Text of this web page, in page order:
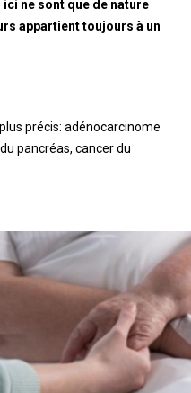
ne sont que de nature
appartient toujours à un
précis: adénocarcinome
pancréas, cancer du